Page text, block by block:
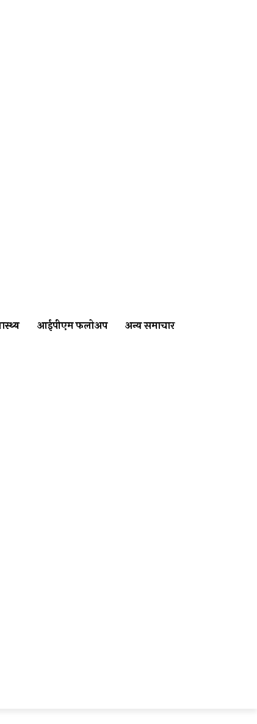
आईपीएम फलोअप अन्य समाचार